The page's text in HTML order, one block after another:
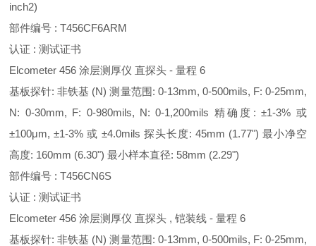
inch2)
部件编号 : T456CF6ARM
认证 : 测试证书
Elcometer 456 涂层测厚仪 直探头 - 量程 6
基板探针: 非铁基 (N) 测量范围: 0-13mm, 0-500mils, F: 0-25mm,
N: 0-30mm, F: 0-980mils, N: 0-1,200mils 精确度: ±1-3% 或
±100μm, ±1-3% 或 ±4.0mils 探头长度: 45mm (1.77") 最小净空
高度: 160mm (6.30") 最小样本直径: 58mm (2.29")
部件编号 : T456CN6S
认证 : 测试证书
Elcometer 456 涂层测厚仪 直探头 , 铠装线 - 量程 6
基板探针: 非铁基 (N) 测量范围: 0-13mm, 0-500mils, F: 0-25mm,